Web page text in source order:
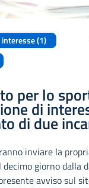
(1)
per lo
di
di due
inviare la
giorno dalla
avviso sul